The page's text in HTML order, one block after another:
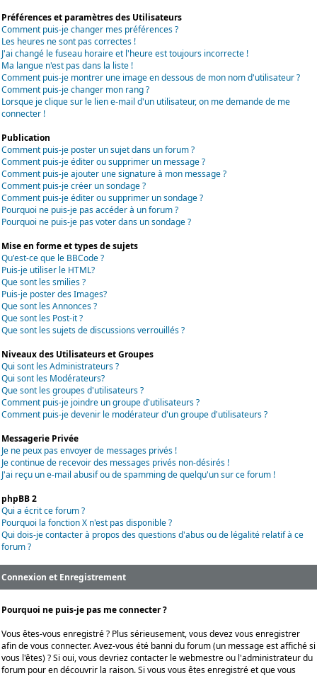
Préférences et paramètres des Utilisateurs
Comment puis-je changer mes préférences ?
Les heures ne sont pas correctes !
J'ai changé le fuseau horaire et l'heure est toujours incorrecte !
Ma langue n'est pas dans la liste !
Comment puis-je montrer une image en dessous de mon nom d'utilisateur ?
Comment puis-je changer mon rang ?
Lorsque je clique sur le lien e-mail d'un utilisateur, on me demande de me
connecter !
Publication
Comment puis-je poster un sujet dans un forum ?
Comment puis-je éditer ou supprimer un message ?
Comment puis-je ajouter une signature à mon message ?
Comment puis-je créer un sondage ?
Comment puis-je éditer ou supprimer un sondage ?
Pourquoi ne puis-je pas accéder à un forum ?
Pourquoi ne puis-je pas voter dans un sondage ?
Mise en forme et types de sujets
Qu'est-ce que le BBCode ?
Puis-je utiliser le HTML?
Que sont les smilies ?
Puis-je poster des Images?
Que sont les Annonces ?
Que sont les Post-it ?
Que sont les sujets de discussions verrouillés ?
Niveaux des Utilisateurs et Groupes
Qui sont les Administrateurs ?
Qui sont les Modérateurs?
Que sont les groupes d'utilisateurs ?
Comment puis-je joindre un groupe d'utilisateurs ?
Comment puis-je devenir le modérateur d'un groupe d'utilisateurs ?
Messagerie Privée
Je ne peux pas envoyer de messages privés !
Je continue de recevoir des messages privés non-désirés !
J'ai reçu un e-mail abusif ou de spamming de quelqu'un sur ce forum !
phpBB 2
Qui a écrit ce forum ?
Pourquoi la fonction X n'est pas disponible ?
Qui dois-je contacter à propos des questions d'abus ou de légalité relatif à ce
forum ?
Connexion et Enregistrement
Pourquoi ne puis-je pas me connecter ?
Vous êtes-vous enregistré ? Plus sérieusement, vous devez vous enregistrer
afin de vous connecter. Avez-vous été banni du forum (un message est affiché si
vous l'êtes) ? Si oui, vous devriez contacter le webmestre ou l'administrateur du
forum pour en découvrir la raison. Si vous vous êtes enregistré et que vous